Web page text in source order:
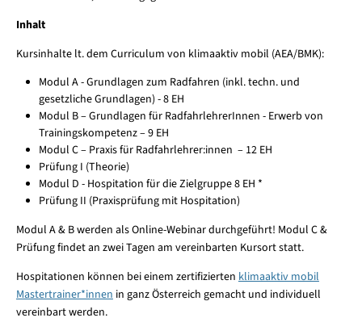
Inhalt
Kursinhalte lt. dem Curriculum von klimaaktiv mobil (AEA/BMK):
Modul A - Grundlagen zum Radfahren (inkl. techn. und
gesetzliche Grundlagen) - 8 EH
Modul B – Grundlagen für RadfahrlehrerInnen - Erwerb von
Trainingskompetenz – 9 EH
Modul C – Praxis für Radfahrlehrer:innen – 12 EH
Prüfung I (Theorie)
Modul D - Hospitation für die Zielgruppe 8 EH *
Prüfung II (Praxisprüfung mit Hospitation)
Modul A & B werden als Online-Webinar durchgeführt! Modul C &
Prüfung findet an zwei Tagen am vereinbarten Kursort statt.
Hospitationen können bei einem zertifizierten klimaaktiv mobil
Mastertrainer*innenin ganz Österreich gemacht und individuell
vereinbart werden.